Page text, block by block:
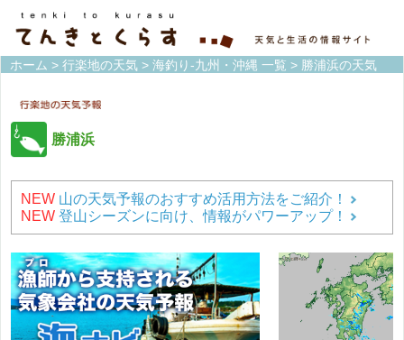
ホーム > 行楽地の天気 > 海釣り-九州・沖縄 一覧 > 勝浦浜の天気
勝浦浜
NEW 山の天気予報のおすすめ活用方法をご紹介！
NEW 登山シーズンに向け、情報がパワーアップ！